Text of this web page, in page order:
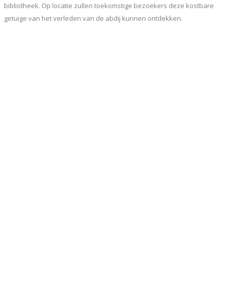
bibliotheek. Op locatie zullen toekomstige bezoekers deze kostbare
getuige van het verleden van de abdij kunnen ontdekken.